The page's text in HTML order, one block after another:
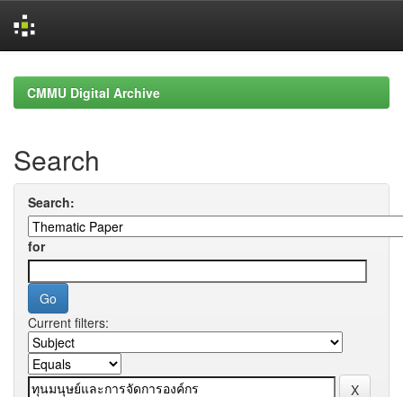
navigationCMMU Digital Archive
Search
Search:
for
Current filters: